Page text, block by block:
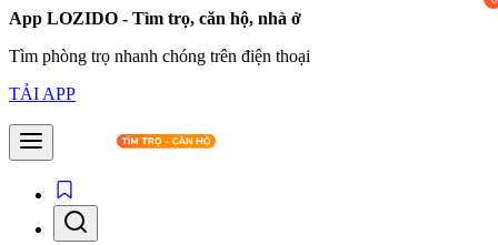
App LOZIDO - Tìm trọ, căn hộ, nhà ở
Tìm phòng trọ nhanh chóng trên điện thoại
TẢI APP